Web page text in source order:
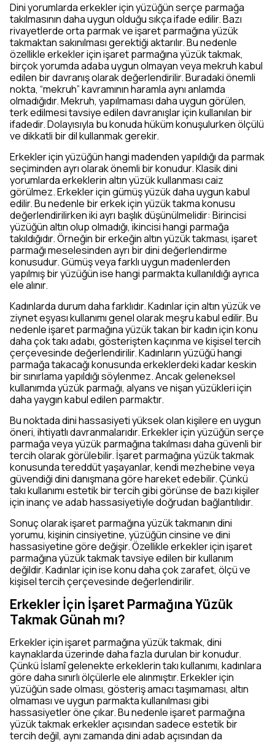
Dini yorumlarda erkekler için yüzüğün serçe parmağa
takılmasının daha uygun olduğu sıkça ifade edilir. Bazı
rivayetlerde orta parmak ve işaret parmağına yüzük
takmaktan sakınılması gerektiği aktarılır. Bu nedenle
özellikle erkekler için işaret parmağına yüzük takmak,
birçok yorumda adaba uygun olmayan veya mekruh kabul
edilen bir davranış olarak değerlendirilir. Buradaki önemli
nokta, “mekruh” kavramının haramla aynı anlamda
olmadığıdır. Mekruh, yapılmaması daha uygun görülen,
terk edilmesi tavsiye edilen davranışlar için kullanılan bir
ifadedir. Dolayısıyla bu konuda hüküm konuşulurken ölçülü
ve dikkatli bir dil kullanmak gerekir.
Erkekler için yüzüğün hangi madenden yapıldığı da parmak
seçiminden ayrı olarak önemli bir konudur. Klasik dini
yorumlarda erkeklerin altın yüzük kullanması caiz
görülmez. Erkekler için gümüş yüzük daha uygun kabul
edilir. Bu nedenle bir erkek için yüzük takma konusu
değerlendirilirken iki ayrı başlık düşünülmelidir: Birincisi
yüzüğün altın olup olmadığı, ikincisi hangi parmağa
takıldığıdır. Örneğin bir erkeğin altın yüzük takması, işaret
parmağı meselesinden ayrı bir dini değerlendirme
konusudur. Gümüş veya farklı uygun madenlerden
yapılmış bir yüzüğün ise hangi parmakta kullanıldığı ayrıca
ele alınır.
Kadınlarda durum daha farklıdır. Kadınlar için altın yüzük ve
ziynet eşyası kullanımı genel olarak meşru kabul edilir. Bu
nedenle işaret parmağına yüzük takan bir kadın için konu
daha çok takı adabı, gösterişten kaçınma ve kişisel tercih
çerçevesinde değerlendirilir. Kadınların yüzüğü hangi
parmağa takacağı konusunda erkeklerdeki kadar keskin
bir sınırlama yapıldığı söylenmez. Ancak geleneksel
kullanımda yüzük parmağı, alyans ve nişan yüzükleri için
daha yaygın kabul edilen parmaktır.
Bu noktada dini hassasiyeti yüksek olan kişilere en uygun
öneri, ihtiyatlı davranmalarıdır. Erkekler için yüzüğün serçe
parmağa veya yüzük parmağına takılması daha güvenli bir
tercih olarak görülebilir. İşaret parmağına yüzük takmak
konusunda tereddüt yaşayanlar, kendi mezhebine veya
güvendiği dini danışmana göre hareket edebilir. Çünkü
takı kullanımı estetik bir tercih gibi görünse de bazı kişiler
için inanç ve adab hassasiyetiyle doğrudan bağlantılıdır.
Sonuç olarak işaret parmağına yüzük takmanın dini
yorumu, kişinin cinsiyetine, yüzüğün cinsine ve dini
hassasiyetine göre değişir. Özellikle erkekler için işaret
parmağına yüzük takmak tavsiye edilen bir kullanım
değildir. Kadınlar için ise konu daha çok zarafet, ölçü ve
kişisel tercih çerçevesinde değerlendirilir.
Erkekler İçin İşaret Parmağına Yüzük
Takmak Günah mı?
Erkekler için işaret parmağına yüzük takmak, dini
kaynaklarda üzerinde daha fazla durulan bir konudur.
Çünkü İslamî gelenekte erkeklerin takı kullanımı, kadınlara
göre daha sınırlı ölçülerle ele alınmıştır. Erkekler için
yüzüğün sade olması, gösteriş amacı taşımaması, altın
olmaması ve uygun parmakta kullanılması gibi
hassasiyetler öne çıkar. Bu nedenle işaret parmağına
yüzük takmak erkekler açısından sadece estetik bir
tercih değil, aynı zamanda dini adab açısından da